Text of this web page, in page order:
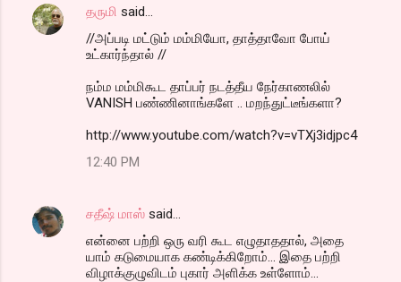
தருமி said…
//அப்படி மட்டும் மம்மியோ, தாத்தாவோ போய்
உட்கார்ந்தால் //
நம்ம மம்மிகூட தாப்பர் நடத்தீய நேர்காணலில்
VANISH பண்ணினாங்களே .. மறந்துட்டீங்களா?
http://www.youtube.com/watch?v=vTXj3idjpc4
12:40 PM
சதீஷ் மாஸ் said…
என்னை பற்றி ஒரு வரி கூட எழுதாததால், அதை
யாம் கடுமையாக கண்டிக்கிறோம்... இதை பற்றி
விழாக்குழுவிடம் புகார் அளிக்க உள்ளோம்...